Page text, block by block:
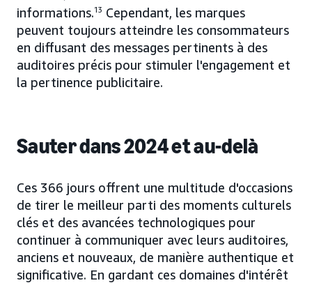
informations.13 Cependant, les marques
peuvent toujours atteindre les consommateurs
en diffusant des messages pertinents à des
auditoires précis pour stimuler l'engagement et
la pertinence publicitaire.
Sauter dans 2024 et au-delà
Ces 366 jours offrent une multitude d'occasions
de tirer le meilleur parti des moments culturels
clés et des avancées technologiques pour
continuer à communiquer avec leurs auditoires,
anciens et nouveaux, de manière authentique et
significative. En gardant ces domaines d'intérêt